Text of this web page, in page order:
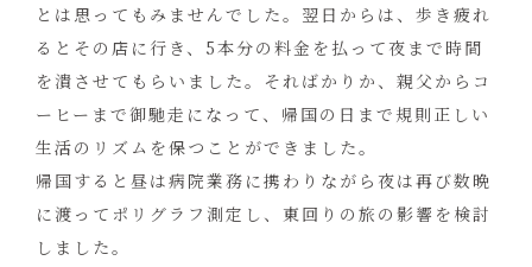
とは思ってもみませんでした。翌日からは、歩き疲れ
るとその店に行き、5本分の料金を払って夜まで時間
を潰させてもらいました。そればかりか、親父からコ
ーヒーまで御馳走になって、帰国の日まで規則正しい
生活のリズムを保つことができました。
帰国すると昼は病院業務に携わりながら夜は再び数晩
に渡ってポリグラフ測定し、東回りの旅の影響を検討
しました。